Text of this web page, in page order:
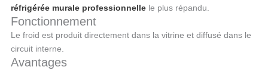
réfrigérée murale professionnellele plus répandu.
Fonctionnement
Le froid est produit directement dans la vitrine et diffusé dans le
circuit interne.
Avantages